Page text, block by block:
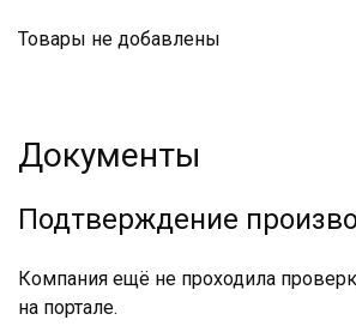
Товары не добавлены
Документы
Подтверждение
Компания ещё не проходила
на портале.